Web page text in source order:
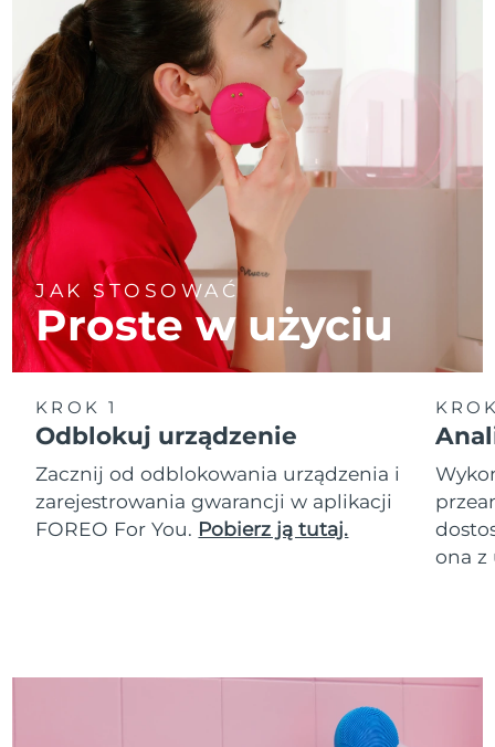
JAK STOSOWAĆ
Proste w użyciu
KROK 1
Odblokuj urządzenie
Zacznij od odblokowania urządzenia i
zarejestrowania gwarancji w aplikacji
FOREO For You. Pobierz ją tutaj.
ona z